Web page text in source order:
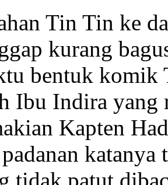
Tin Tin ke
kurang
bentuk
Ibu Indira yang
Kapten
katanya